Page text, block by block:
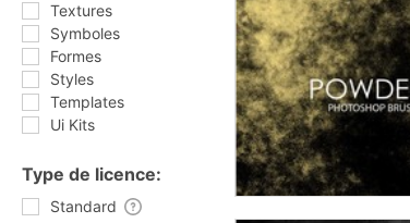
Textures
Symboles
Formes
Styles
Templates
Ui Kits
Type de licence:
Standard